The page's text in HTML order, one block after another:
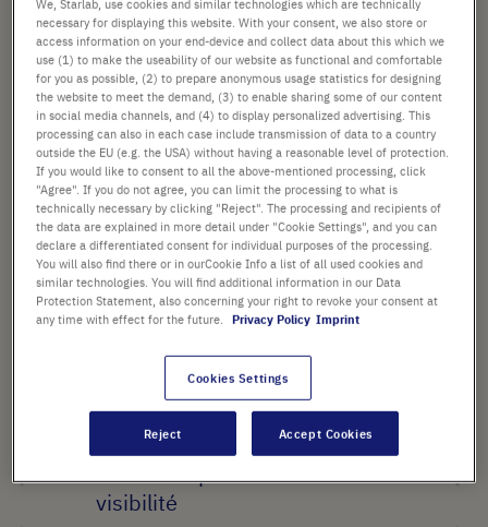
POINTS FORTS
Plaques en polypropylène
vierges avec empreinte SBS
Matrice imprimée haute
visibilité
TAILLE DE PACK
à partir de 158,61 €
Prix catalogue indiqué. [*hors TVA et frais de port]
- +
Ajouter
au
panier
We, Starlab, use cookies and similar technologies which are technically
necessary for displaying this website. With your consent, we also store or
access information on your end-device and collect data about this which we
use (1) to make the useability of our website as functional and comfortable
for you as possible, (2) to prepare anonymous usage statistics for designing
the website to meet the demand, (3) to enable sharing some of our content
in social media channels, and (4) to display personalized advertising. This
processing can also in each case include transmission of data to a country
outside the EU (e.g. the USA) without having a reasonable level of protection.
If you would like to consent to all the above-mentioned processing, click
"Agree". If you do not agree, you can limit the processing to what is
technically necessary by clicking "Reject". The processing and recipients of
the data are explained in more detail under "Cookie Settings", and you can
declare a differentiated consent for individual purposes of the processing.
You will also find there or in ourCookie Info a list of all used cookies and
similar technologies. You will find additional information in our Data
Protection Statement, also concerning your right to revoke your consent at
any time with effect for the future.
Privacy Policy Imprint
Cookies Settings
Reject Accept Cookies